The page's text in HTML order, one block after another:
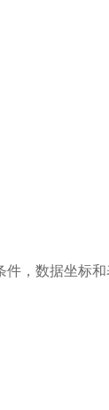
，数据坐标和